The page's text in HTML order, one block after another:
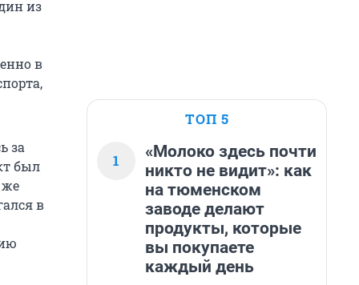
из
в
за
был
же
в
ТОП 5
1
«Молоко здесь почти
никто не видит»: как
на тюменском
заводе делают
продукты, которые
вы покупаете
каждый день